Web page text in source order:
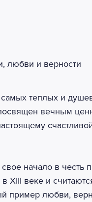
теплых и
вечным
начало в честь
веке и
пример любви,